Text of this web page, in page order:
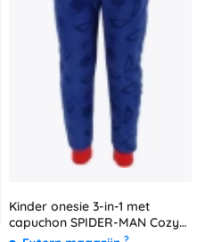
Kinder onesie 3-in-1 met
capuchon SPIDER-MAN Cozy
Noxxiez (maat 98/104)
?